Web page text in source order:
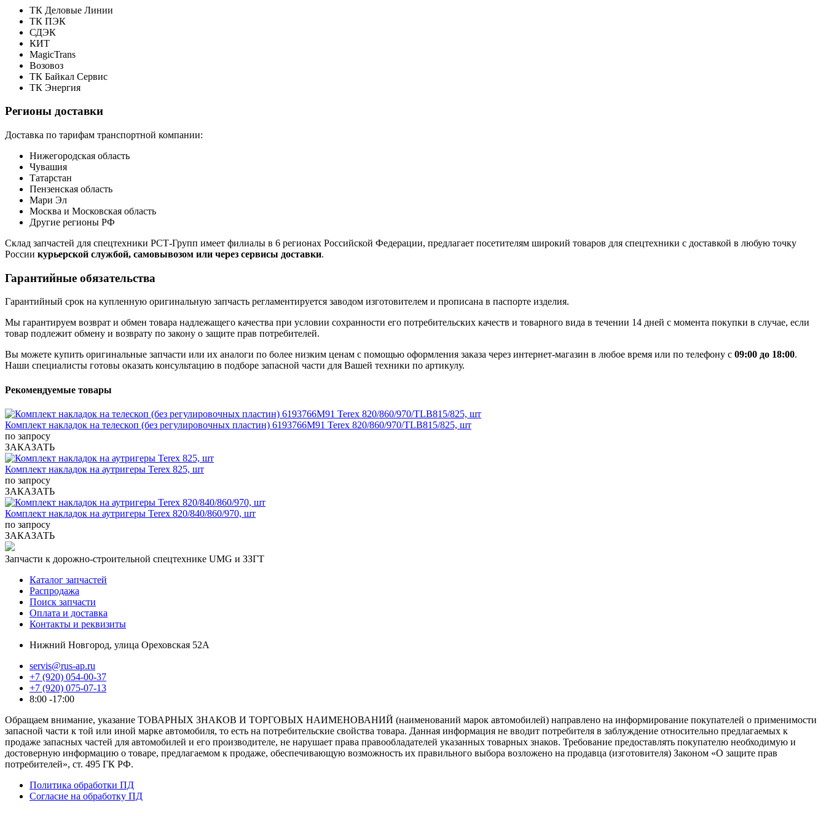
ТК Деловые Линии
ТК ПЭК
СДЭК
КИТ
MagicTrans
Возовоз
ТК Байкал Сервис
ТК Энергия
Регионы доставки
Доставка по тарифам транспортной компании:
Нижегородская область
Чувашия
Татарстан
Пензенская область
Мари Эл
Москва и Московская область
Другие регионы РФ
Склад запчастей для спецтехники РСТ-Групп имеет филиалы в 6 регионах Российской Федерации, предлагает посетителям широкий товаров для спецтехники с доставкой в любую точку
России курьерской службой, самовывозом или через сервисы доставки.
Гарантийные обязательства
Гарантийный срок на купленную оригинальную запчасть регламентируется заводом изготовителем и прописана в паспорте изделия.
Мы гарантируем возврат и обмен товара надлежащего качества при условии сохранности его потребительских качеств и товарного вида в течении 14 дней с момента покупки в случае, если
товар подлежит обмену и возврату по закону о защите прав потребителей.
Вы можете купить оригинальные запчасти или их аналоги по более низким ценам с помощью оформления заказа через интернет-магазин в любое время или по телефону с 09:00 до 18:00.
Наши специалисты готовы оказать консультацию в подборе запасной части для Вашей техники по артикулу.
Рекомендуемые товары
Комплект накладок на телескоп (без регулировочных пластин) 6193766M91 Terex 820/860/970/TLB815/825, шт
по запросу
ЗАКАЗАТЬ
Комплект накладок на аутригеры Terex 825, шт
по запросу
ЗАКАЗАТЬ
Комплект накладок на аутригеры Terex 820/840/860/970, шт
по запросу
ЗАКАЗАТЬ
Запчасти к дорожно-строительной спецтехнике UMG и ЗЗГТ
Каталог запчастей
Распродажа
Поиск запчасти
Оплата и доставка
Контакты и реквизиты
Нижний Новгород, улица Ореховская 52А
servis@rus-ap.ru
+7 (920) 054-00-37
+7 (920) 075-07-13
8:00 -17:00
Обращаем внимание, указание ТОВАРНЫХ ЗНАКОВ И ТОРГОВЫХ НАИМЕНОВАНИЙ (наименований марок автомобилей) направлено на информирование покупателей о применимости
запасной части к той или иной марке автомобиля, то есть на потребительские свойства товара. Данная информация не вводит потребителя в заблуждение относительно предлагаемых к
продаже запасных частей для автомобилей и его производителе, не нарушает права правообладателей указанных товарных знаков. Требование предоставлять покупателю необходимую и
достоверную информацию о товаре, предлагаемом к продаже, обеспечивающую возможность их правильного выбора возложено на продавца (изготовителя) Законом «О защите прав
потребителей», ст. 495 ГК РФ.
Политика обработки ПД
Согласие на обработку ПД